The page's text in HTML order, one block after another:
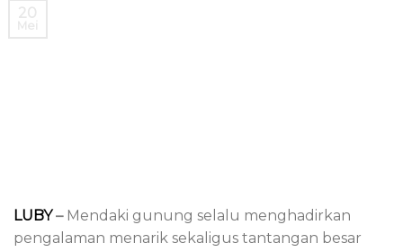
LUBY–Mendaki gunung selalu menghadirkan
pengalaman menarik sekaligus tantangan besar